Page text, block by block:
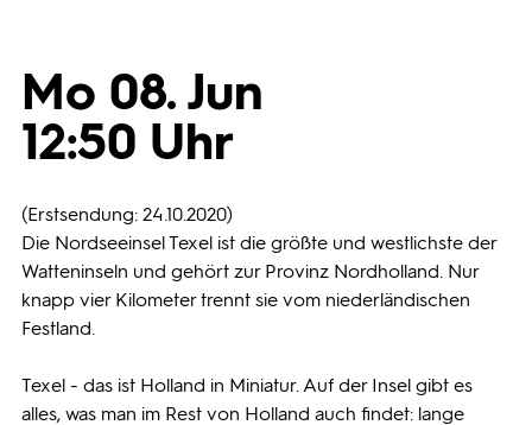
Programmwochen
Mo 08. Jun
12:50 Uhr
(Erstsendung: 24.10.2020)
Die Nordseeinsel Texel ist die größte und westlichste der
Watteninseln und gehört zur Provinz Nordholland. Nur
knapp vier Kilometer trennt sie vom niederländischen
Festland.
Texel - das ist Holland in Miniatur. Auf der Insel gibt es
alles, was man im Rest von Holland auch findet: lange